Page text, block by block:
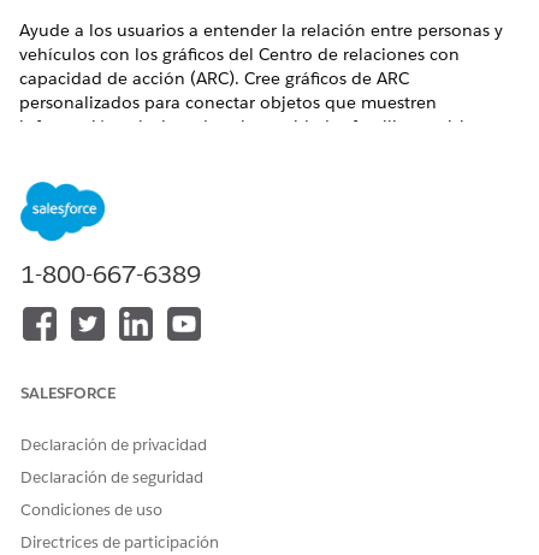
Ayude a los usuarios a entender la relación entre personas y
vehículos con los gráficos del Centro de relaciones con
capacidad de acción (ARC). Cree gráficos de ARC
personalizados para conectar objetos que muestren
información relacionada sobre unidades familiares, visitas y
para que sus usuarios puedan interactuar con los registros.
Personalice los nombres de tarjeta, los campos que se
muestran y las acciones de objetos y registros para que sus
usuarios puedan desplazarse fácilmente por los registros e
clientes.
Developer Edition
Configurar el Centro de relaciones con capacidad de
acción para Automotive Cloud
Cree gráficos de relaciones del Centro de relaciones con
1-800-667-6389
SALESFORCE
Declaración de privacidad
Declaración de seguridad
Condiciones de uso
Directrices de participación